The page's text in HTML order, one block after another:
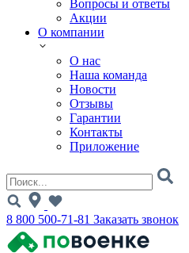
Вопросы и ответы
Акции
О компании
О нас
Наша команда
Новости
Отзывы
Гарантии
Контакты
Приложение
8 800 500-71-81 Заказать звонок